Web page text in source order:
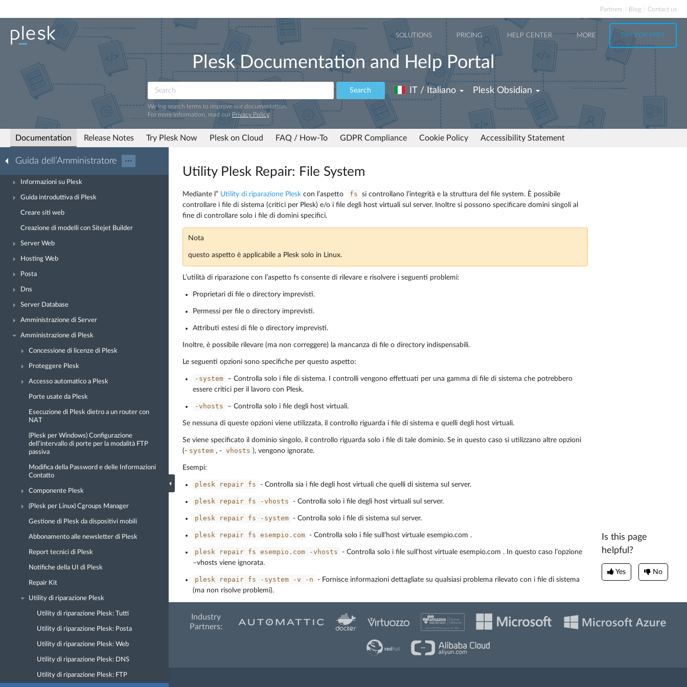
Partners Blog Contact us
SOLUTIONS PRICING HELP CENTER MORE TRY FOR FREE
Plesk Documentation and Help Portal
Search
We log search terms to improve our documentation.
For more information, read our Privacy Policy.
IT / Italiano Plesk Obsidian
Documentation Release Notes Try Plesk Now Plesk on Cloud FAQ / How-To GDPR Compliance Cookie Policy Accessibility Statement
Guida dell’Amministratore ···
Informazioni su Plesk
Guida introduttiva di Plesk
Creare siti web
Creazione di modelli con Sitejet Builder
Server Web
Hosting Web
Posta
Dns
Server Database
Amministrazione di Server
Amministrazione di Plesk
Concessione di licenze di Plesk
Proteggere Plesk
Accesso automatico a Plesk
Porte usate da Plesk
Esecuzione di Plesk dietro a un router con
NAT
(Plesk per Windows) Configurazione
dell’intervallo di porte per la modalità FTP
passiva
Modifica della Password e delle Informazioni
Contatto
Componente Plesk
(Plesk per Linux) Cgroups Manager
Gestione di Plesk da dispositivi mobili
Abbonamento alle newsletter di Plesk
Report tecnici di Plesk
Notifiche della UI di Plesk
Repair Kit
Utility di riparazione Plesk
Utility di riparazione Plesk: Tutti
Utility di riparazione Plesk: Posta
Utility di riparazione Plesk: Web
Utility di riparazione Plesk: DNS
Utility di riparazione Plesk: FTP
Utility Plesk Repair: File System
Mediante l” Utility di riparazione Plesk con l’aspetto fs
si controllano l’integrità e la struttura del file system. È possibile
controllare i file di sistema (critici per Plesk) e/o i file degli host virtuali sul server. Inoltre si possono specificare domini singoli al
fine di controllare solo i file di domini specifici.
Nota
questo aspetto è applicabile a Plesk solo in Linux.
L’utilità di riparazione con l’aspetto fs consente di rilevare e risolvere i seguenti problemi:
Proprietari di file o directory imprevisti.
Permessi per file o directory imprevisti.
Attributi estesi di file o directory imprevisti.
Inoltre, è possibile rilevare (ma non correggere) la mancanza di file o directory indispensabili.
Le seguenti opzioni sono specifiche per questo aspetto:
-system
– Controlla solo i file di sistema. I controlli vengono effettuati per una gamma di file di sistema che potrebbero
essere critici per il lavoro con Plesk.
-vhosts – Controlla solo i file degli host virtuali.
Se nessuna di queste opzioni viene utilizzata, il controllo riguarda i file di sistema e quelli degli host virtuali.
Se viene specificato il dominio singolo, il controllo riguarda solo i file di tale dominio. Se in questo caso si utilizzano altre opzioni
(- system , - vhosts ), vengono ignorate.
Esempi:
plesk repair fs - Controlla sia i file degli host virtuali che quelli di sistema sul server.
plesk repair fs -vhosts - Controlla solo i file degli host virtuali sul server.
plesk repair fs -system - Controlla solo i file di sistema sul server.
plesk repair fs esempio.com - Controlla solo i file sull’host virtuale esempio.com .
plesk repair fs esempio.com -vhosts
- Controlla solo i file sull’host virtuale esempio.com . In questo caso l’opzione
–vhosts viene ignorata.
plesk repair fs -system -v -n
- Fornisce informazioni dettagliate su qualsiasi problema rilevato con i file di sistema
(ma non risolve problemi).
Is this page
helpful?
Yes No
Industry
Partners: